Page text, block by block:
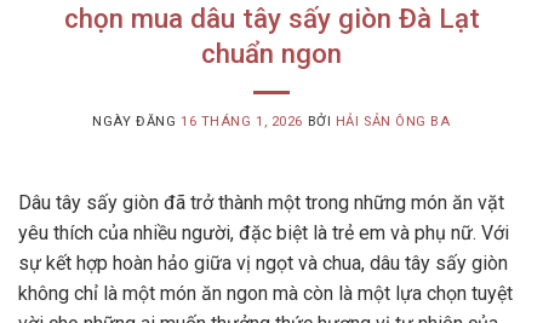
chọn mua dâu tây sấy giòn Đà Lạt
chuẩn ngon
NGÀY ĐĂNG 16 THÁNG 1, 2026 BỞI HẢI SẢN ÔNG BA
Dâu tây sấy giòn đã trở thành một trong những món ăn vặt
yêu thích của nhiều người, đặc biệt là trẻ em và phụ nữ. Với
sự kết hợp hoàn hảo giữa vị ngọt và chua, dâu tây sấy giòn
không chỉ là một món ăn ngon mà còn là một lựa chọn tuyệt